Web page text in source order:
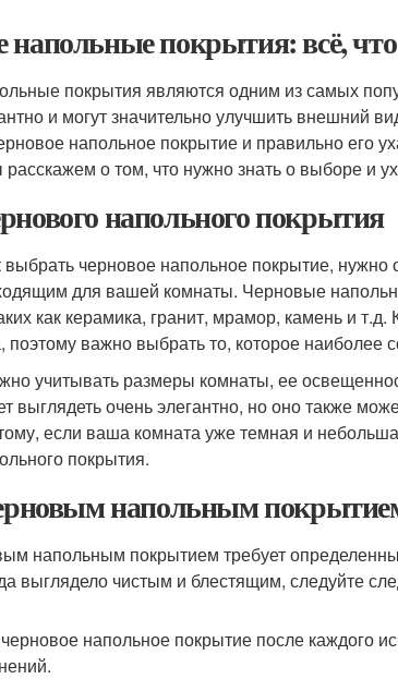
покрытия: всё,
покрытия являются одним из самых
и могут значительно улучшить внешний
напольное покрытие и правильно его
расскажем о том, что нужно знать о выборе и
напольного покрытия
черновое напольное покрытие, нужно
для вашей комнаты. Черновые
как керамика, гранит, мрамор, камень и
важно выбрать то, которое наиболее
учитывать размеры комнаты, ее
выглядеть очень элегантно, но оно также
если ваша комната уже темная и
покрытия.
напольным
напольным покрытием требует
выглядело чистым и блестящим, следуйте
напольное покрытие после каждого